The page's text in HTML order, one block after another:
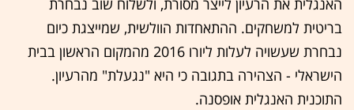
האנגלית את הרעיון לייצר מסורת, ולשלוח שוב נבחרת
בריטית למשחקים. ההתאחדות הוולשית, שמייצגת כיום
נבחרת שעשויה לעלות ליורו 2016 מהמקום הראשון בבית
הישראלי - הצהירה בתגובה כי היא "נגעלת" מהרעיון.
התוכנית האנגלית אופסנה.